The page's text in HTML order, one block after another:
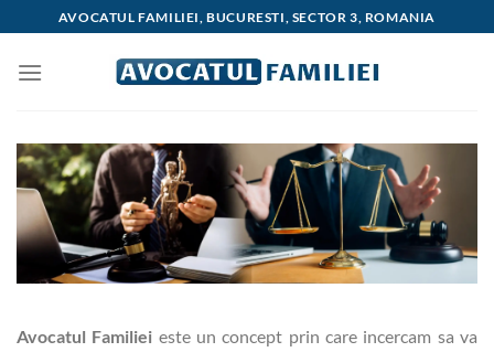
content
AVOCATUL FAMILIEI, BUCURESTI, SECTOR 3, ROMANIA
Avocatul Familiei este un concept prin care incercam sa va